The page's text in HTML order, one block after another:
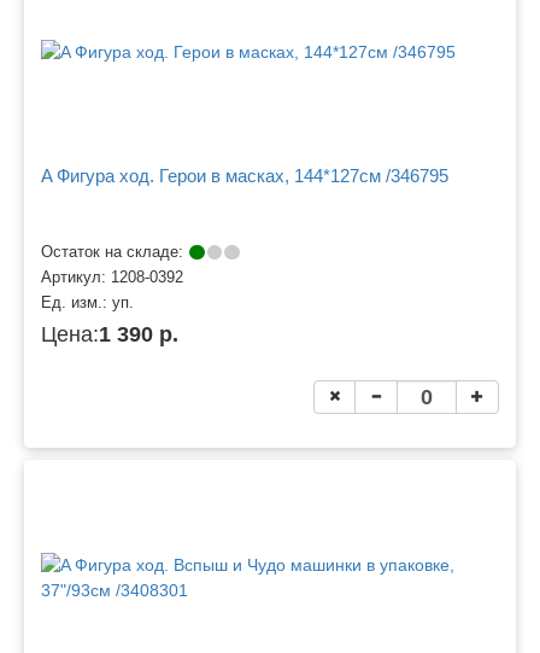
A Фигура ход. Герои в масках, 144*127см /346795
Остаток на складе:
Артикул: 1208-0392
Ед. изм.: уп.
Цена:1 390 р.